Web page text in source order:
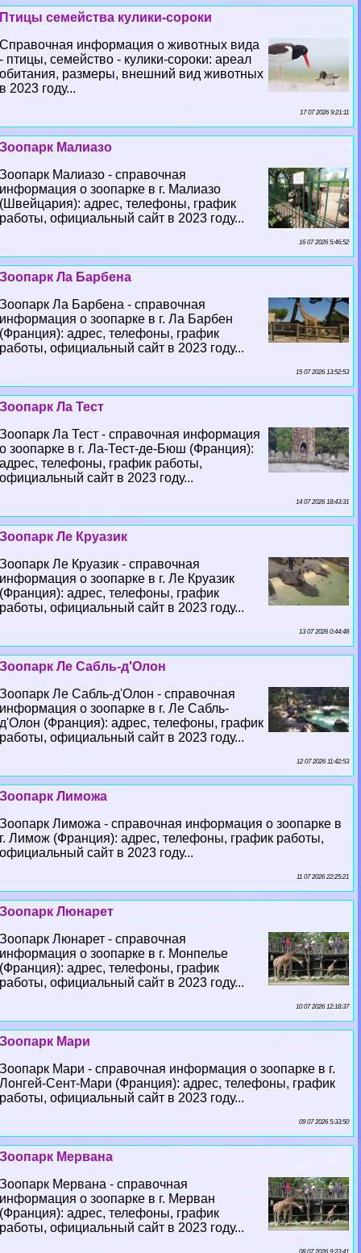
Птицы семейства кулики-сороки
Справочная информация о животных вида
- птицы, семейство - кулики-сороки: ареал
обитания, размеры, внешний вид животных
в 2023 году...
17 07 2026 9:21:11
Зоопарк Малиазо
Зоопарк Малиазо - справочная
информация о зоопарке в г. Малиазо
(Швейцария): адрес, телефоны, график
работы, официальный сайт в 2023 году...
16 07 2026 5:46:52
Зоопарк Ла Барбена
Зоопарк Ла Барбена - справочная
информация о зоопарке в г. Ла Барбен
(Франция): адрес, телефоны, график
работы, официальный сайт в 2023 году...
15 07 2026 13:52:53
Зоопарк Ла Тест
Зоопарк Ла Тест - справочная информация
о зоопарке в г. Ла-Тест-де-Бюш (Франция):
адрес, телефоны, график работы,
официальный сайт в 2023 году...
14 07 2026 18:43:31
Зоопарк Ле Круазик
Зоопарк Ле Круазик - справочная
информация о зоопарке в г. Ле Круазик
(Франция): адрес, телефоны, график
работы, официальный сайт в 2023 году...
13 07 2026 0:44:48
Зоопарк Ле Сабль-д'Олон
Зоопарк Ле Сабль-д'Олон - справочная
информация о зоопарке в г. Ле Сабль-
д'Олон (Франция): адрес, телефоны, график
работы, официальный сайт в 2023 году...
12 07 2026 11:42:53
Зоопарк Лиможа
Зоопарк Лиможа - справочная информация о зоопарке в
г. Лимож (Франция): адрес, телефоны, график работы,
официальный сайт в 2023 году...
11 07 2026 22:25:21
Зоопарк Люнарет
Зоопарк Люнарет - справочная
информация о зоопарке в г. Монпелье
(Франция): адрес, телефоны, график
работы, официальный сайт в 2023 году...
10 07 2026 12:18:37
Зоопарк Мари
Зоопарк Мари - справочная информация о зоопарке в г.
Лонгeй-Сент-Мари (Франция): адрес, телефоны, график
работы, официальный сайт в 2023 году...
09 07 2026 5:33:50
Зоопарк Мервана
Зоопарк Мервана - справочная
информация о зоопарке в г. Мерван
(Франция): адрес, телефоны, график
работы, официальный сайт в 2023 году...